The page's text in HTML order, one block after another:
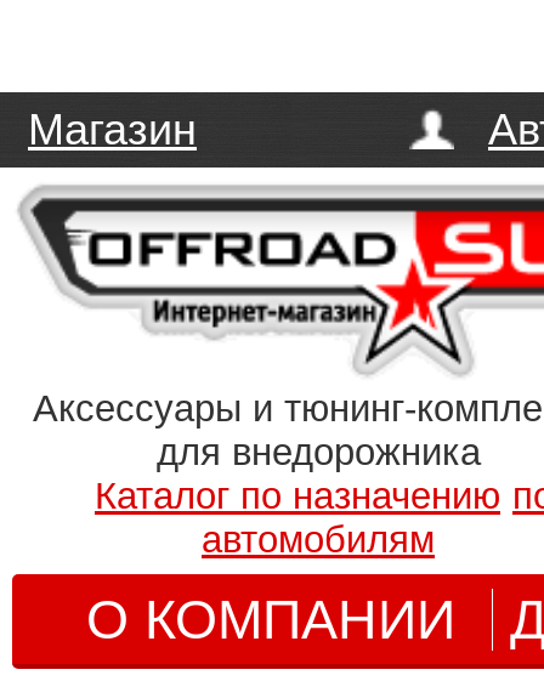
Магазин
Аксессуары и тюнинг-
для внедорожника
Каталог по назначению
автомобилям
О КОМПАНИИ